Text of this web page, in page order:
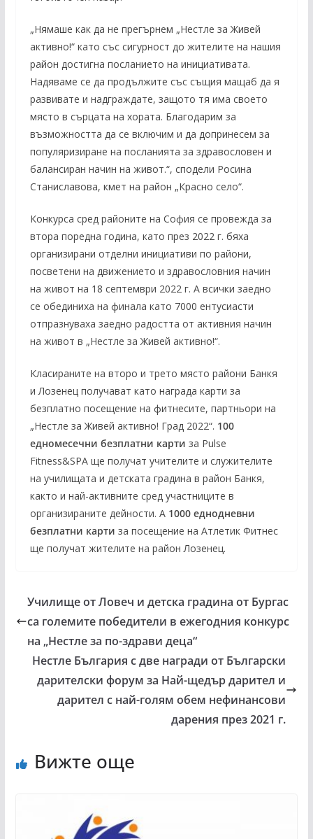
„Нямаше как да не прегърнем „Нестле за Живей
активно!“ като със сигурност до жителите на нашия
район достигна посланието на инициативата.
Надяваме се да продължите със същия мащаб да я
развивате и надграждате, защото тя има своето
място в сърцата на хората. Благодарим за
възможността да се включим и да допринесем за
популяризиране на посланията за здравословен и
балансиран начин на живот.“, сподели Росина
Станиславова, кмет на район „Красно село“.
Конкурса сред районите на София се провежда за
втора поредна година, като през 2022 г. бяха
организирани отделни инициативи по райони,
посветени на движението и здравословния начин
на живот на 18 септември 2022 г. А всички заедно
се обединиха на финала като 7000 ентусиасти
отпразнуваха заедно радостта от активния начин
на живот в „Нестле за Живей активно!“.
Класираните на второ и трето място райони Банкя
и Лозенец получават като награда карти за
безплатно посещение на фитнесите, партньори на
„Нестле за Живей активно! Град 2022“. 100
едномесечни безплатни карти за Pulse
Fitness&SPA ще получат учителите и служителите
на училищата и детската градина в район Банкя,
както и най-активните сред участниците в
организираните дейности. А 1000 еднодневни
безплатни карти за посещение на Атлетик Фитнес
ще получат жителите на район Лозенец.
Училище от Ловеч и детска градина от Бургас
са големите победители в ежегодния конкурс
на „Нестле за по-здрави деца“
Нестле България с две награди от Български
дарителски форум за Най-щедър дарител и
дарител с най-голям обем нефинансови
дарения през 2021 г.
Вижте още